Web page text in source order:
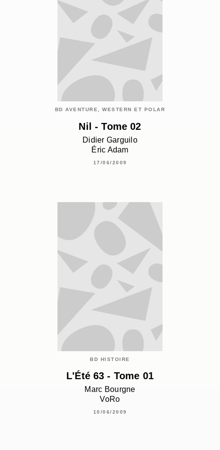
BD AVENTURE, WESTERN ET POLAR
Nil - Tome 02
Didier Garguilo
Éric Adam
17/06/2009
BD HISTOIRE
L'Été 63 - Tome 01
Marc Bourgne
VoRo
10/06/2009